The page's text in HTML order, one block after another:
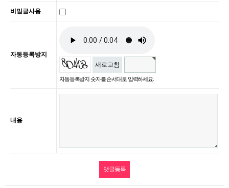
비밀글사용
자동등록방지
새로고침
자동등록방지 숫자를 순서대로 입력하세요.
내용